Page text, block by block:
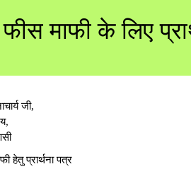
फीस माफी के लिए
जी,
हेतु प्रार्थना पत्र